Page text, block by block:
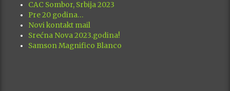
CAC Sombor, Srbija 2023
Pre 20 godina…
Novi kontakt mail
Srećna Nova 2023.godina!
Samson Magnifico Blanco